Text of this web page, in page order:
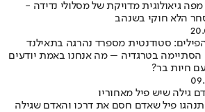
גיאולוגית מדויקת של מסלולי נדידה -
הלא חוקי בשנהב
סטודנטית מספרד נהרגה בתאילנד
הסתיימה בטרגדיה – מה אנחנו באמת יודעים
חיות בר?
גילה שיש פיל מאחוריו
פיל שאדם חסם את דרכו והאדם שגילה